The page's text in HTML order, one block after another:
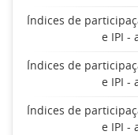
Índices de
e IPI -
Índices de
e IPI -
Índices de
e IPI -